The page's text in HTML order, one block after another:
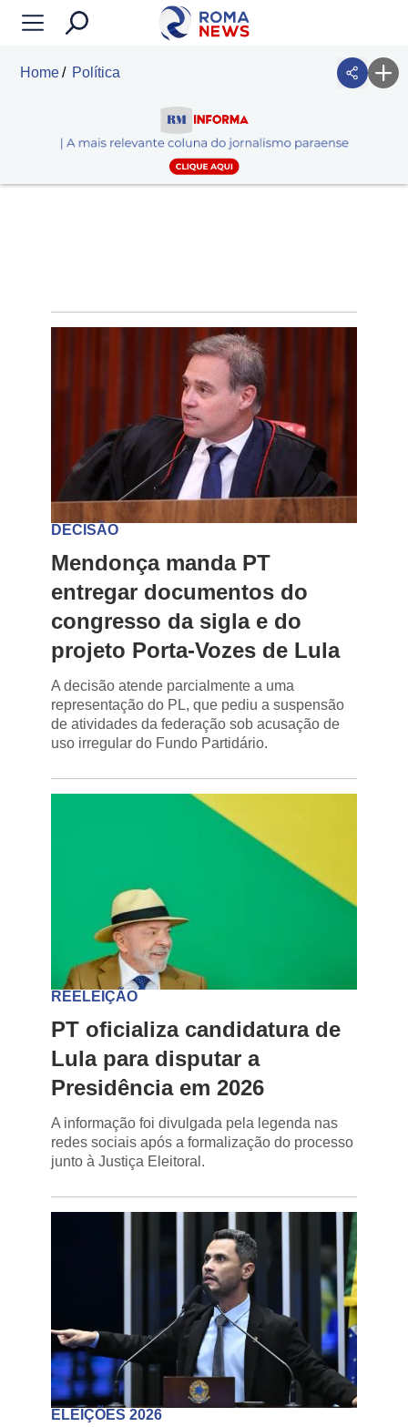
Home Política
DECISÃO
Mendonça manda PT
entregar documentos do
congresso da sigla e do
projeto Porta-Vozes de Lula
A decisão atende parcialmente a uma
representação do PL, que pediu a suspensão
de atividades da federação sob acusação de
uso irregular do Fundo Partidário.
REELEIÇÃO
PT oficializa candidatura de
Lula para disputar a
Presidência em 2026
A informação foi divulgada pela legenda nas
redes sociais após a formalização do processo
junto à Justiça Eleitoral.
ELEIÇÕES 2026